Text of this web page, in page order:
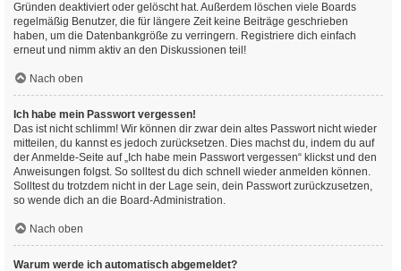
Gründen deaktiviert oder gelöscht hat. Außerdem löschen viele Boards
regelmäßig Benutzer, die für längere Zeit keine Beiträge geschrieben
haben, um die Datenbankgröße zu verringern. Registriere dich einfach
erneut und nimm aktiv an den Diskussionen teil!
Nach oben
Ich habe mein Passwort vergessen!
Das ist nicht schlimm! Wir können dir zwar dein altes Passwort nicht wieder
mitteilen, du kannst es jedoch zurücksetzen. Dies machst du, indem du auf
der Anmelde-Seite auf „Ich habe mein Passwort vergessen“ klickst und den
Anweisungen folgst. So solltest du dich schnell wieder anmelden können.
Solltest du trotzdem nicht in der Lage sein, dein Passwort zurückzusetzen,
so wende dich an die Board-Administration.
Nach oben
Warum werde ich automatisch abgemeldet?